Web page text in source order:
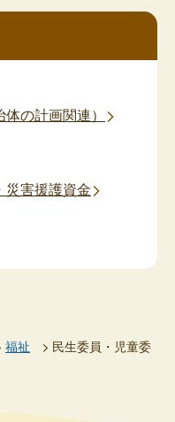
の計画関連）
災害援護資金
福祉
民生委員・児童委